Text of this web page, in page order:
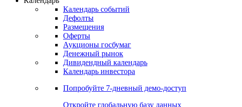
Откройте глобальную базу данных
Получить доступ
Календарь
Календарь событий
Дефолты
Размещения
Оферты
Аукционы госбумаг
Денежный рынок
Дивидендный календарь
Календарь инвестора